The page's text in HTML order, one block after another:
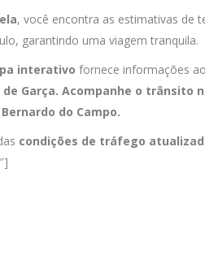
, você encontra as estimativas de
garantindo uma viagem tranquila.
interativo fornece informações
de Garça. Acompanhe o trânsito
Bernardo do Campo.
condições de tráfego